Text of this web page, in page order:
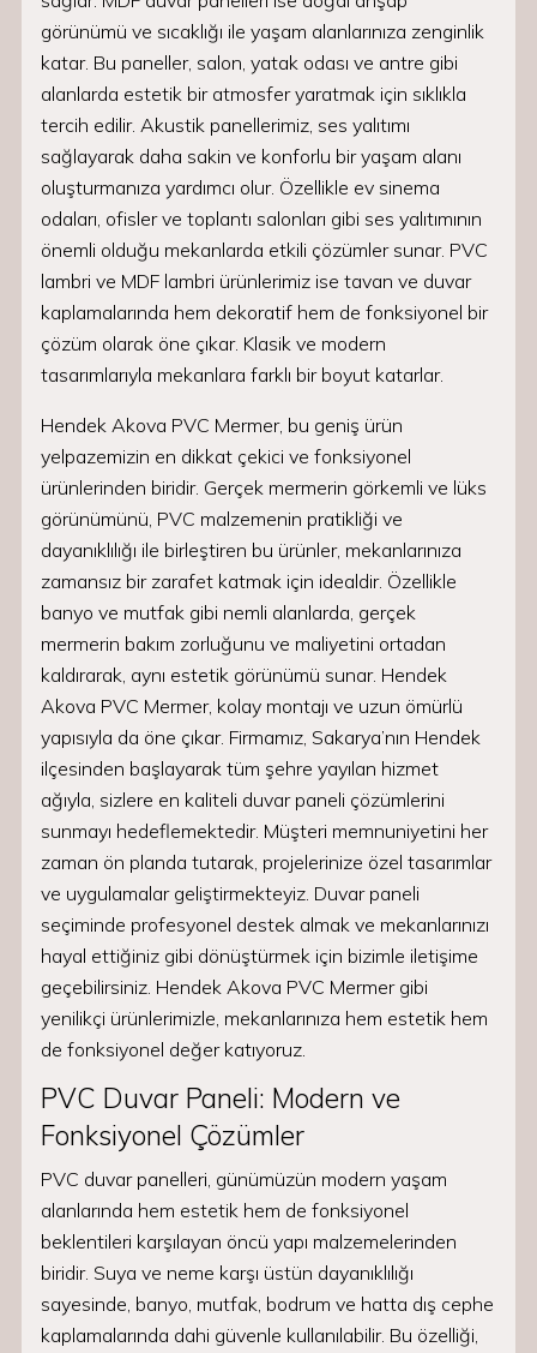
görünümü ve sıcaklığı ile yaşam alanlarınıza zenginlik
katar. Bu paneller, salon, yatak odası ve antre gibi
alanlarda estetik bir atmosfer yaratmak için sıklıkla
tercih edilir. Akustik panellerimiz, ses yalıtımı
sağlayarak daha sakin ve konforlu bir yaşam alanı
oluşturmanıza yardımcı olur. Özellikle ev sinema
odaları, ofisler ve toplantı salonları gibi ses yalıtımının
önemli olduğu mekanlarda etkili çözümler sunar. PVC
lambri ve MDF lambri ürünlerimiz ise tavan ve duvar
kaplamalarında hem dekoratif hem de fonksiyonel bir
çözüm olarak öne çıkar. Klasik ve modern
tasarımlarıyla mekanlara farklı bir boyut katarlar.
Hendek Akova PVC Mermer, bu geniş ürün
yelpazemizin en dikkat çekici ve fonksiyonel
ürünlerinden biridir. Gerçek mermerin görkemli ve lüks
görünümünü, PVC malzemenin pratikliği ve
dayanıklılığı ile birleştiren bu ürünler, mekanlarınıza
zamansız bir zarafet katmak için idealdir. Özellikle
banyo ve mutfak gibi nemli alanlarda, gerçek
mermerin bakım zorluğunu ve maliyetini ortadan
kaldırarak, aynı estetik görünümü sunar. Hendek
Akova PVC Mermer, kolay montajı ve uzun ömürlü
yapısıyla da öne çıkar. Firmamız, Sakarya’nın Hendek
ilçesinden başlayarak tüm şehre yayılan hizmet
ağıyla, sizlere en kaliteli duvar paneli çözümlerini
sunmayı hedeflemektedir. Müşteri memnuniyetini her
zaman ön planda tutarak, projelerinize özel tasarımlar
ve uygulamalar geliştirmekteyiz. Duvar paneli
seçiminde profesyonel destek almak ve mekanlarınızı
hayal ettiğiniz gibi dönüştürmek için bizimle iletişime
geçebilirsiniz. Hendek Akova PVC Mermer gibi
yenilikçi ürünlerimizle, mekanlarınıza hem estetik hem
de fonksiyonel değer katıyoruz.
PVC Duvar Paneli: Modern ve
Fonksiyonel Çözümler
PVC duvar panelleri, günümüzün modern yaşam
alanlarında hem estetik hem de fonksiyonel
beklentileri karşılayan öncü yapı malzemelerinden
biridir. Suya ve neme karşı üstün dayanıklılığı
sayesinde, banyo, mutfak, bodrum ve hatta dış cephe
kaplamalarında dahi güvenle kullanılabilir. Bu özelliği,